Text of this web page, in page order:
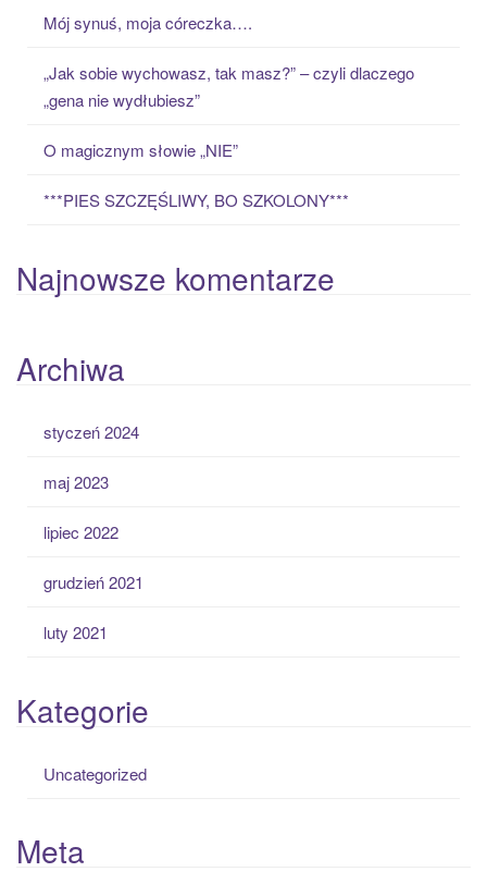
Mój synuś, moja córeczka….
„Jak sobie wychowasz, tak masz?” – czyli dlaczego
„gena nie wydłubiesz”
O magicznym słowie „NIE”
***PIES SZCZĘŚLIWY, BO SZKOLONY***
Najnowsze komentarze
Archiwa
styczeń 2024
maj 2023
lipiec 2022
grudzień 2021
luty 2021
Kategorie
Uncategorized
Meta